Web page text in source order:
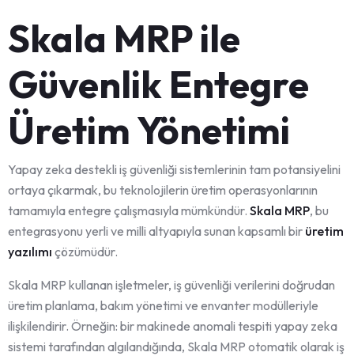
Skala MRP ile
Güvenlik Entegre
Üretim Yönetimi
Yapay zeka destekli iş güvenliği sistemlerinin tam potansiyelini
ortaya çıkarmak, bu teknolojilerin üretim operasyonlarının
tamamıyla entegre çalışmasıyla mümkündür. Skala MRP, bu
entegrasyonu yerli ve milli altyapıyla sunan kapsamlı bir üretim
yazılımı çözümüdür.
Skala MRP kullanan işletmeler, iş güvenliği verilerini doğrudan
üretim planlama, bakım yönetimi ve envanter modülleriyle
ilişkilendirir. Örneğin: bir makinede anomali tespiti yapay zeka
sistemi tarafından algılandığında, Skala MRP otomatik olarak iş